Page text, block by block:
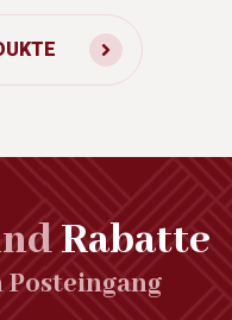
Rabatte